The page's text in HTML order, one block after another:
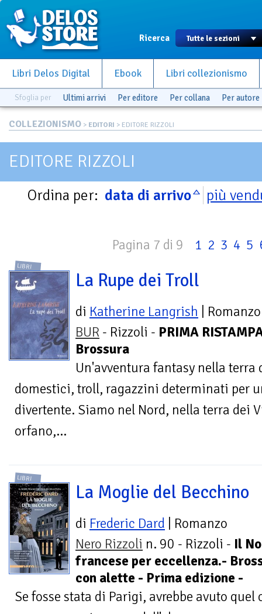
Ricerca
Libri Delos Digital Ebook Libri collezionismo
Sfoglia per Ultimi arrivi Per editore Per collana Per autore
COLLEZIONISMO > EDITORI > EDITORE RIZZOLI
EDITORE RIZZOLI
Ordina per: data di arrivo più
Pagina 7 di 9 1 2 3 4 5
LIBRI
La Rupe dei Troll
di Katherine Langrish | Romanzo
BUR - Rizzoli - PRIMA
Brossura
Un'avventura fantasy nella
domestici, troll, ragazzini determinati per
divertente. Siamo nel Nord, nella terra dei
orfano,...
LIBRI
La Moglie del Becchino
di Frederic Dard | Romanzo
Nero Rizzoli n. 90 - Rizzoli - Il
francese per eccellenza.-
con alette - Prima edizione -
Se fosse stata di Parigi, avrebbe avuto